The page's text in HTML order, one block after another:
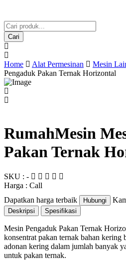
Cari
Home Alat Permesinan Mesin
Pengaduk Pakan Ternak Horizontal
RumahMesin
Pakan Ternak
SKU : -
Harga : Call
Dapatkan harga terbaik
Hubungi
Deskripsi Spesifikasi
Mesin Pengaduk Pakan Ternak
konsentrat pakan ternak bahan kering
adonan kering dalam jumlah banyak
untuk pakan ternak.